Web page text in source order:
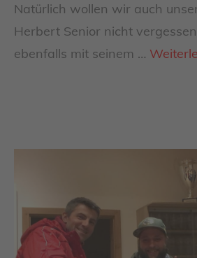
Natürlich wollen wir auch
Herbert Senior nicht
ebenfalls mit seinem …